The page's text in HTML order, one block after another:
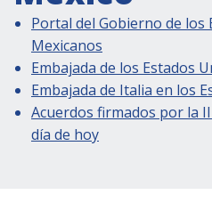
Secretaría Cultural
Secretaría
Secretaría Técnico-
Forum Pymes
Portal del Gobierno de los
Mexicanos
Embajada de los Estados
Embajada de Italia en los
Acuerdos firmados por la
día de hoy